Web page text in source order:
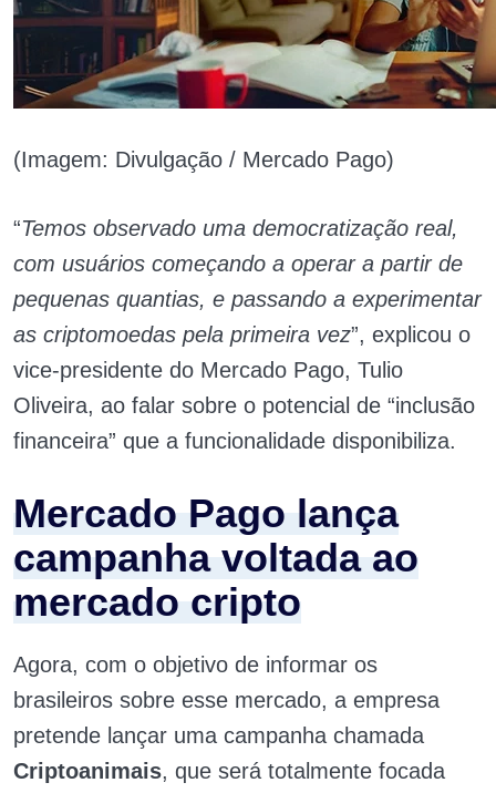
(Imagem: Divulgação / Mercado Pago)
“Temos observado uma democratização real,
com usuários começando a operar a partir de
pequenas quantias, e passando a experimentar
as criptomoedas pela primeira vez”, explicou o
vice-presidente do Mercado Pago, Tulio
Oliveira, ao falar sobre o potencial de “inclusão
financeira” que a funcionalidade disponibiliza.
Mercado Pago lança
campanha voltada ao
mercado cripto
Agora, com o objetivo de informar os
brasileiros sobre esse mercado, a empresa
pretende lançar uma campanha chamada
Criptoanimais, que será totalmente focada